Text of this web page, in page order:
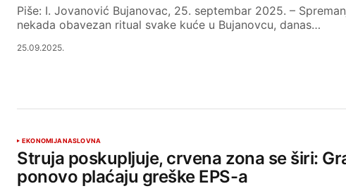
Piše: I. Jovanović Bujanovac, 25. septembar 2025. –
nekada obavezan ritual svake kuće u Bujanovcu, danas…
25.09.2025.
EKONOMIJANASLOVNA
Struja poskupljuje, crvena zona se širi:
ponovo plaćaju greške EPS-a